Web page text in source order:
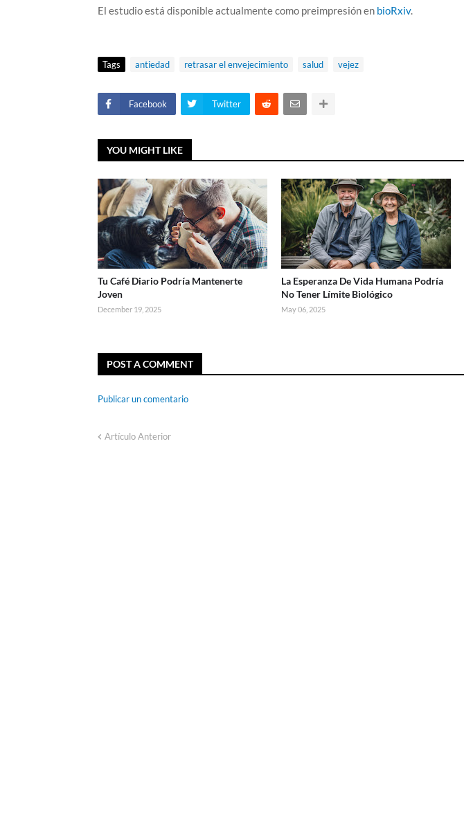
El estudio está disponible actualmente como preimpresión en bioRxiv.
Tags antiedad retrasar el envejecimiento salud vejez
Facebook Twitter
YOU MIGHT LIKE
Tu Café Diario Podría Mantenerte
Joven
December 19, 2025
La Esperanza De Vida Humana Podría
No Tener Límite Biológico
May 06, 2025
POST A COMMENT
Publicar un comentario
Artículo Anterior